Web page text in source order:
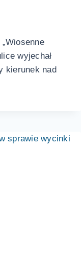
wyjechał
kierunek nad